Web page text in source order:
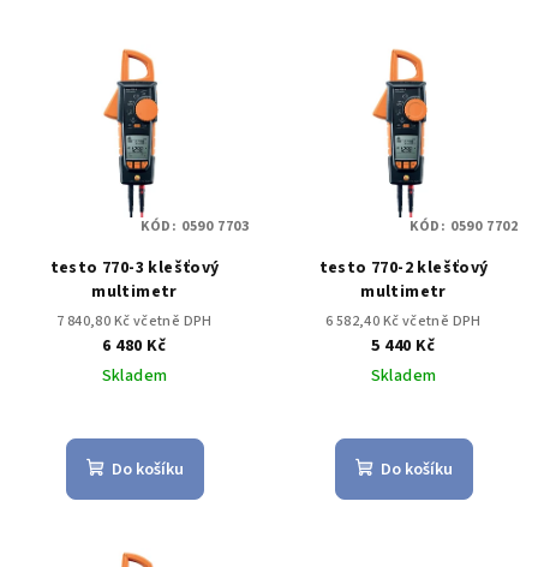
testo 770-3 klešťový
multimetr
7 840,80 Kč včetně DPH
6 480 Kč
Skladem
Do košíku
KÓD: 0590 7703
testo 770-2 klešťový
multimetr
6 582,40 Kč včetně DPH
5 440 Kč
Skladem
Do košíku
KÓD: 0590 7702